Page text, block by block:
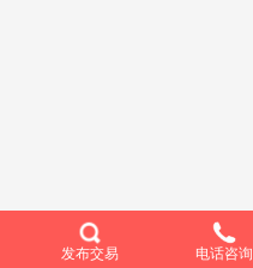
发布交易 电话咨询